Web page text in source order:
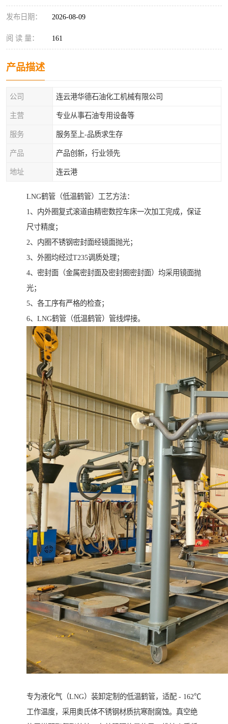
发布日期： 2026-08-09
阅 读 量： 161
产品描述
公司 连云港华德石油化工机械有限公司
主营 专业从事石油专用设备等
服务 服务至上-品质求生存
产品 产品创新，行业领先
地址 连云港
LNG鹤管（低温鹤管）工艺方法：
1、内外圈复式滚道由精密数控车床一次加工完成，保证
尺寸精度；
2、内圈不锈钢密封面经镜面抛光；
3、外圈均经过T235调质处理；
4、密封面（金属密封面及密封圈密封面）均采用镜面抛
光；
5、各工序有严格的检查；
6、LNG鹤管（低温鹤管）管线焊接。
专为液化气（LNG）装卸定制的低温鹤管，适配 - 162℃
工作温度，采用奥氏体不锈钢材质抗寒耐腐蚀。真空绝